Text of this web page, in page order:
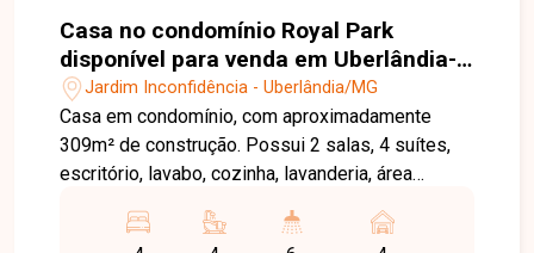
agende sua visita!
Casa no condomínio Royal Park
disponível para venda em Uberlândia-
MGJardim Inconfidência - Uberlândia/MG
Casa em condomínio, com aproximadamente
309m² de construção. Possui 2 salas, 4 suítes,
escritório, lavabo, cozinha, lavanderia, área
despensa, aquecimento solar nas suítes e